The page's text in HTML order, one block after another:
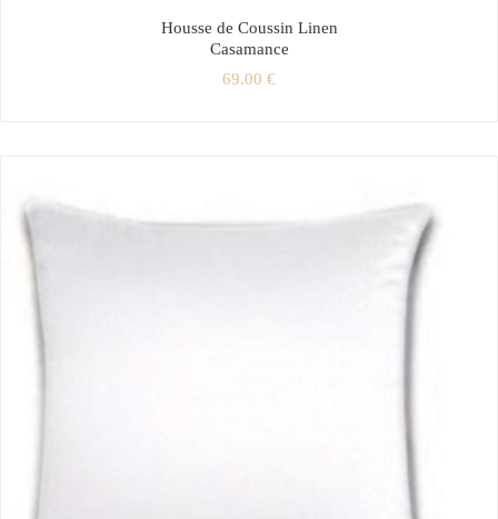
Housse de Coussin Linen
Casamance
69.00 €